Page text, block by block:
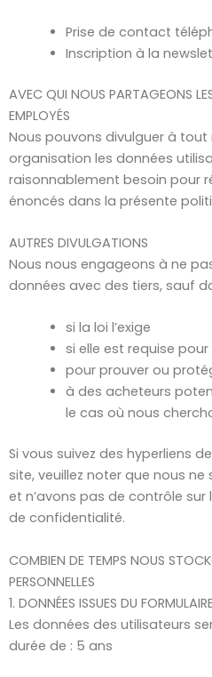
Prise de contact
Inscription à la
AVEC QUI NOUS PARTAGEONS
EMPLOYÉS
Nous pouvons divulguer à
organisation les données
raisonnablement besoin pour
énoncés dans la présente
AUTRES DIVULGATIONS
Nous nous engageons à ne
données avec des tiers, sauf
si la loi l’exige
si elle est requise
pour prouver ou
à des acheteurs
le cas où nous
Si vous suivez des hyperliens
site, veuillez noter que nous
et n’avons pas de contrôle
de confidentialité.
COMBIEN DE TEMPS NOUS
PERSONNELLES
1. DONNÉES ISSUES DU
Les données des utilisateurs
durée de : 5 ans